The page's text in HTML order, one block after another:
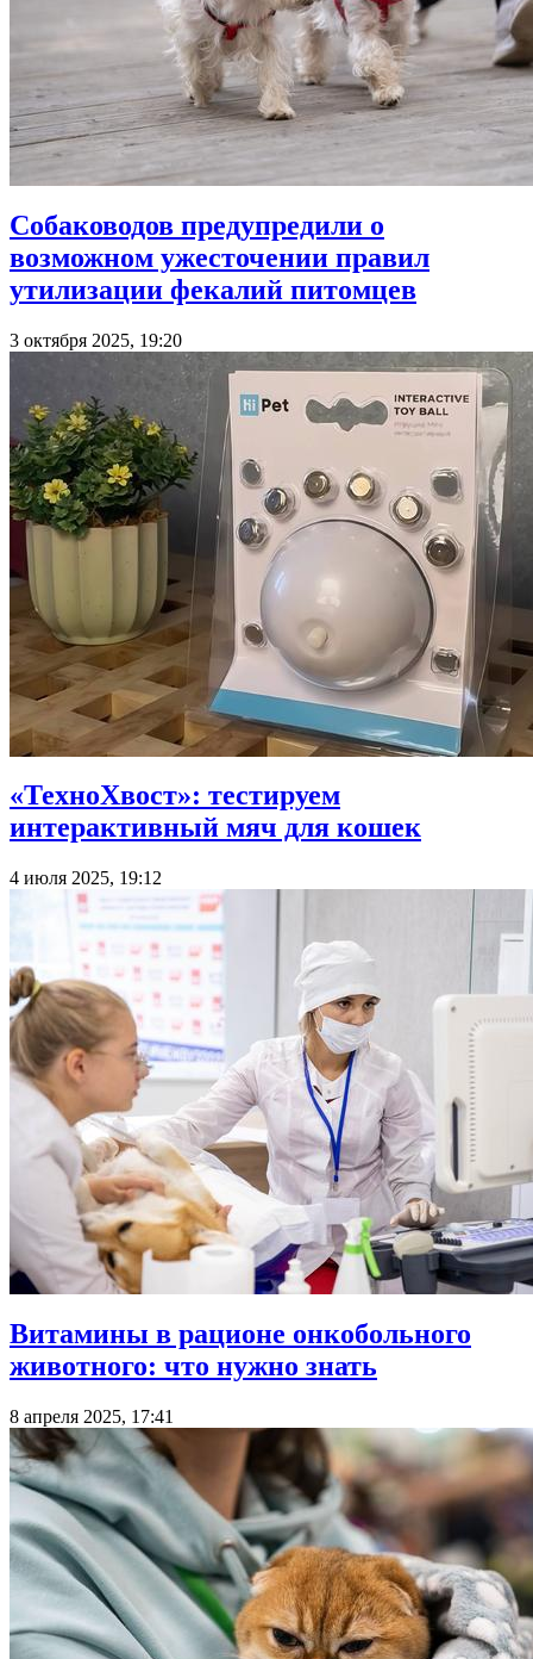
Собаководов предупредили о
возможном ужесточении правил
утилизации фекалий питомцев
3 октября 2025, 19:20
«ТехноХвост»: тестируем
интерактивный мяч для кошек
4 июля 2025, 19:12
Витамины в рационе онкобольного
животного: что нужно знать
8 апреля 2025, 17:41